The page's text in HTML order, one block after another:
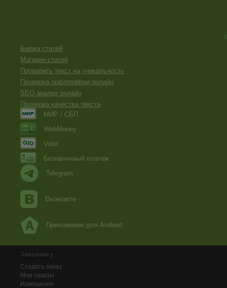
Биржа статей
Магазин статей
Проверить текст на уникальность
Проверка орфографии онлайн
SEO анализ онлайн
Проверка качества текста
МИР / СБП
WebMoney
Volet
Безналичный платеж
Telegram
Вконтакте
Приложение для Android
Заказчику
Создать заказ
Мои заказы
Извещения